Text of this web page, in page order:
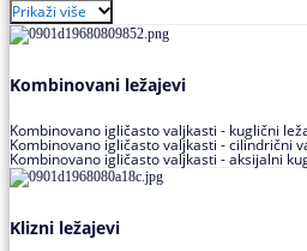
Prikaži više
Kombinovani ležajevi
Kombinovano igličasto valjkasti - kuglični
Kombinovano igličasto valjkasti - cilindrični
Kombinovano igličasto valjkasti - aksijalni
Klizni ležajevi